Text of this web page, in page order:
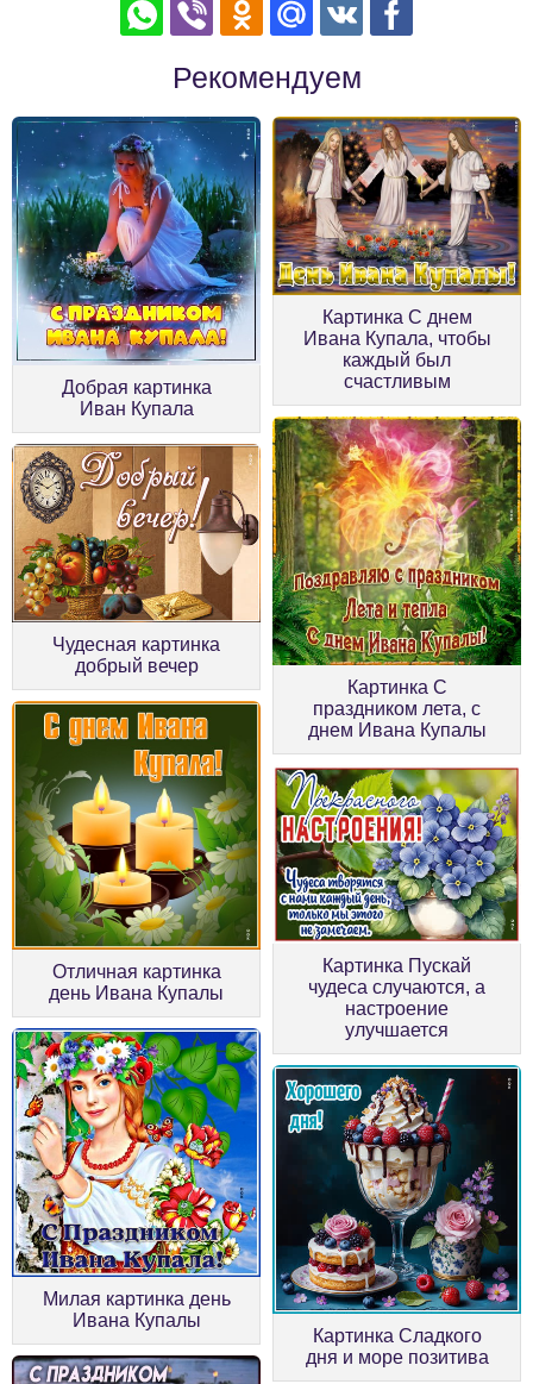
Рекомендуем
Добрая картинка
Иван Купала
Картинка С днем
Ивана Купала, чтобы
каждый был
счастливым
Чудесная картинка
добрый вечер
Картинка С
праздником лета, с
днем Ивана Купалы
Отличная картинка
день Ивана Купалы
Картинка Пускай
чудеса случаются, а
настроение
улучшается
Милая картинка день
Ивана Купалы
Картинка Сладкого
дня и море позитива